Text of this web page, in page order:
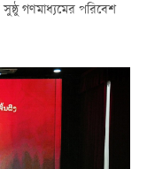
গণমাধ্যমের পরিবেশ